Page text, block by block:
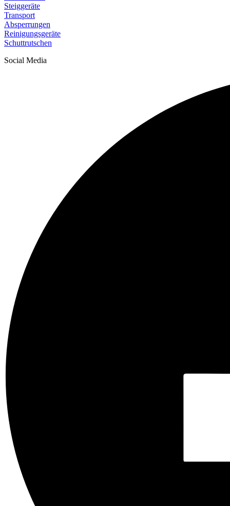
Steiggeräte
Transport
Absperrungen
Reinigungsgeräte
Schuttrutschen
Social Media